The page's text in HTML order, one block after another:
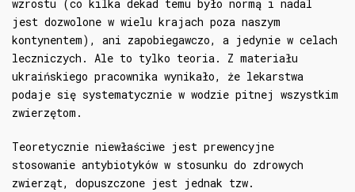
wzrostu (co kilka dekad temu było normą i nadal
jest dozwolone w wielu krajach poza naszym
kontynentem), ani zapobiegawczo, a jedynie w celach
leczniczych. Ale to tylko teoria. Z materiału
ukraińskiego pracownika wynikało, że lekarstwa
podaje się systematycznie w wodzie pitnej wszystkim
zwierzętom.
Teoretycznie niewłaściwe jest prewencyjne
stosowanie antybiotyków w stosunku do zdrowych
zwierząt, dopuszczone jest jednak tzw.